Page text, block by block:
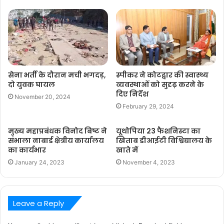
सेना भर्ती के दौरान मची भगदड़,
दो युवक घायल
November 20, 2024
स्पीकर ने कोटद्वार की स्वास्थ्य
व्यवस्थाओं को सुदृढ़ करने के
दिए निर्देश
February 29, 2024
मुख्य महाप्रबंधक विनोद बिष्ट ने
संभाला नाबार्ड क्षेत्रीय कार्यालय
का कार्यभार
January 24, 2023
यूथोपिया 23 फैशनिस्टा का
खिताब डीआईटी विश्विद्यालय के
खाते में
November 4, 2023
Leave a Reply